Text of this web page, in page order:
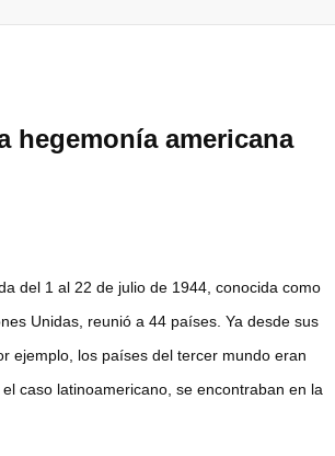
hegemonía americana
1 al 22 de julio de 1944, conocida como
Unidas, reunió a 44 países. Ya desde sus
ejemplo, los países del tercer mundo eran
caso latinoamericano, se encontraban en la